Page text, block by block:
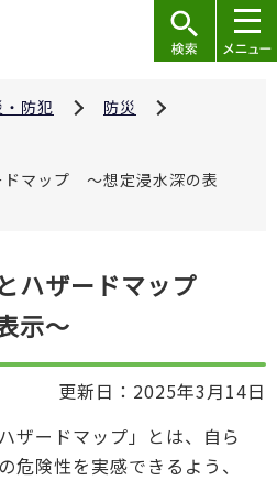
・防犯
防災
ドマップ ～想定浸水深の表
ハザードマップ
示～
更新日：2025年3月14日
ザードマップ」とは、自ら
危険性を実感できるよう、